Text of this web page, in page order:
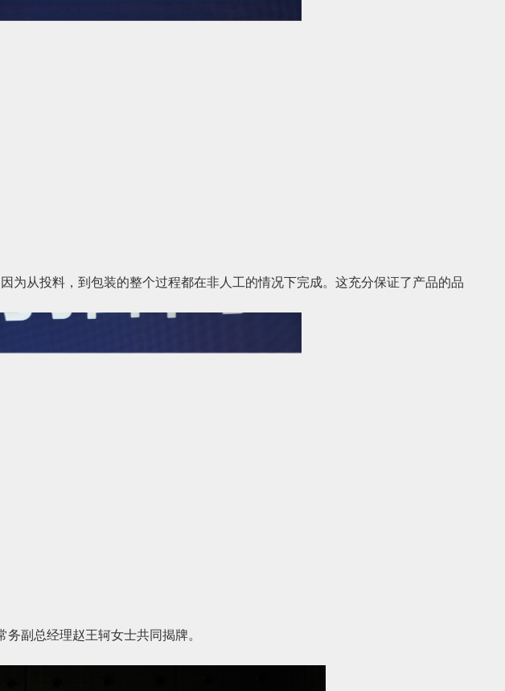
为从投料，到包装的整个过程都在非人工的情况下完成。这充分保证了产品的品
副总经理赵王轲女士共同揭牌。